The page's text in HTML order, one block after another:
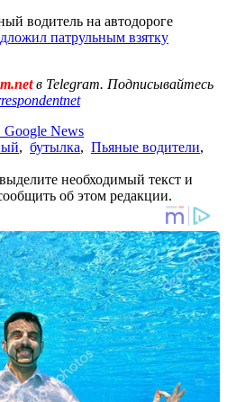
водитель на автодороге
патрульным взятку
в Telegram. Подписывайтесь
Google News
, бутылка, Пьяные водители,
необходимый текст и
об этом редакции.